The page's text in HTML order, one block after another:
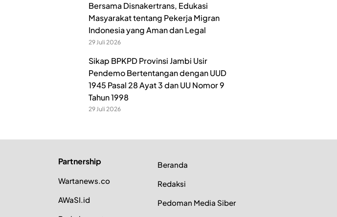
Bersama Disnakertrans, Edukasi
Masyarakat tentang Pekerja Migran
Indonesia yang Aman dan Legal
29 Juli 2026
Sikap BPKPD Provinsi Jambi Usir
Pendemo Bertentangan dengan UUD
1945 Pasal 28 Ayat 3 dan UU Nomor 9
Tahun 1998
29 Juli 2026
Partnership
Wartanews.co
AWaSI.id
Beranda
Redaksi
Pedoman Media Siber